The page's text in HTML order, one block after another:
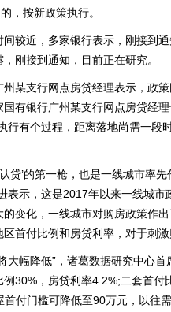
，按新政策执行。
近，多家银行表示，刚接到通
刚接到通知，目前正在研究。
支行网点房贷经理表示，政策
有银行广州某支行网点房贷经
行有个过程，距离落地尚需一段
’的第一枪，也是一线城市率先
表示，这是2017年以来一线城
变化，一线城市对购房政策作
首付比例和房贷利率，对于刺
幅降低”，诸葛数据研究中心首
30%，房贷利率4.2%;二套首付
首付门槛可降低至90万元，以往